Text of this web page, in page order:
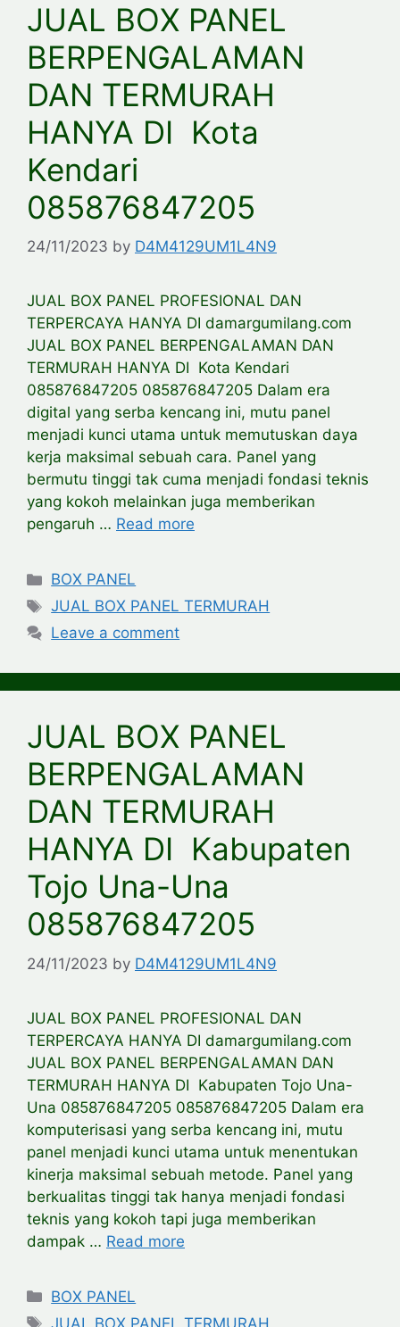
JUAL BOX PANEL
BERPENGALAMAN
DAN TERMURAH
HANYA DI Kota
Kendari
085876847205
24/11/2023 by D4M4129UM1L4N9
JUAL BOX PANEL PROFESIONAL DAN
TERPERCAYA HANYA DI damargumilang.com
JUAL BOX PANEL BERPENGALAMAN DAN
TERMURAH HANYA DI Kota Kendari
085876847205 085876847205 Dalam era
digital yang serba kencang ini, mutu panel
menjadi kunci utama untuk memutuskan daya
kerja maksimal sebuah cara. Panel yang
bermutu tinggi tak cuma menjadi fondasi teknis
yang kokoh melainkan juga memberikan
pengaruh … Read more
Categories
BOX PANEL
Tags
JUAL BOX PANEL TERMURAH
Leave a comment
JUAL BOX PANEL
BERPENGALAMAN
DAN TERMURAH
HANYA DI Kabupaten
Tojo Una-Una
085876847205
24/11/2023 by D4M4129UM1L4N9
JUAL BOX PANEL PROFESIONAL DAN
TERPERCAYA HANYA DI damargumilang.com
JUAL BOX PANEL BERPENGALAMAN DAN
TERMURAH HANYA DI Kabupaten Tojo Una-
Una 085876847205 085876847205 Dalam era
komputerisasi yang serba kencang ini, mutu
panel menjadi kunci utama untuk menentukan
kinerja maksimal sebuah metode. Panel yang
berkualitas tinggi tak hanya menjadi fondasi
teknis yang kokoh tapi juga memberikan
dampak … Read more
Categories
BOX PANEL
Tags
JUAL BOX PANEL TERMURAH